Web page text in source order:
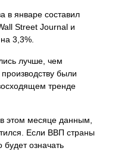
в январе составил
Street Journal и
3,3%.
лучше, чем
были
тренде
этом месяце данным,
Если ВВП страны
будет означать